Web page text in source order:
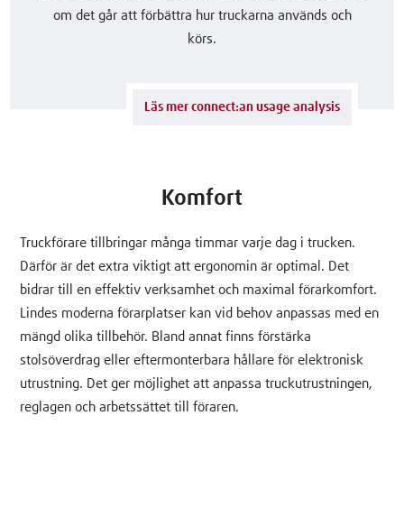
om det går att förbättra hur truckarna används och
körs.
Läs mer connect:an usage analysis
Komfort
Truckförare tillbringar många timmar varje dag i trucken.
Därför är det extra viktigt att ergonomin är optimal. Det
bidrar till en effektiv verksamhet och maximal förarkomfort.
Lindes moderna förarplatser kan vid behov anpassas med en
mängd olika tillbehör. Bland annat finns förstärka
stolsöverdrag eller eftermonterbara hållare för elektronisk
utrustning. Det ger möjlighet att anpassa truckutrustningen,
reglagen och arbetssättet till föraren.